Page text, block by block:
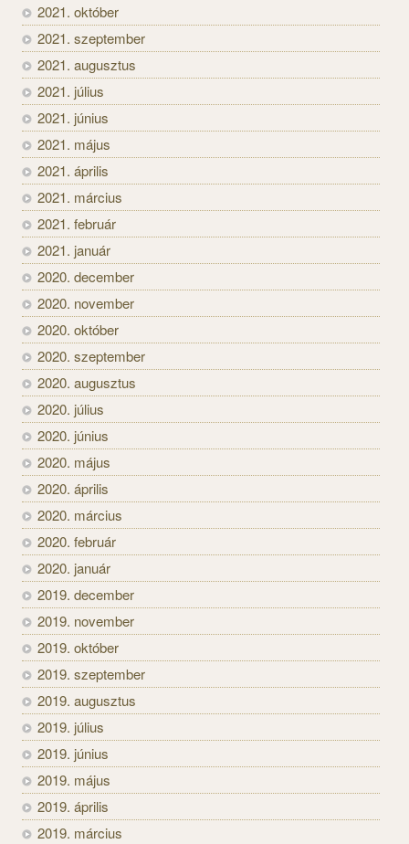
2021. október
2021. szeptember
2021. augusztus
2021. július
2021. június
2021. május
2021. április
2021. március
2021. február
2021. január
2020. december
2020. november
2020. október
2020. szeptember
2020. augusztus
2020. július
2020. június
2020. május
2020. április
2020. március
2020. február
2020. január
2019. december
2019. november
2019. október
2019. szeptember
2019. augusztus
2019. július
2019. június
2019. május
2019. április
2019. március